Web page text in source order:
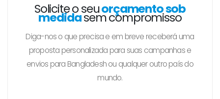
Solicite o seuorçamento sob
medidasem compromisso
Diga-nos o que precisa e em breve receberá uma
proposta personalizada para suas campanhas e
envios para Bangladesh ou qualquer outro país do
mundo.